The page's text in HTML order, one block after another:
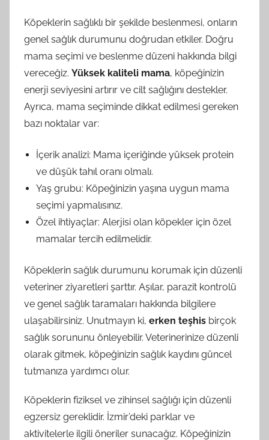
Köpeklerin sağlıklı bir şekilde beslenmesi, onların
genel sağlık durumunu doğrudan etkiler. Doğru
mama seçimi ve beslenme düzeni hakkında bilgi
vereceğiz. Yüksek kaliteli mama, köpeğinizin
enerji seviyesini artırır ve cilt sağlığını destekler.
Ayrıca, mama seçiminde dikkat edilmesi gereken
bazı noktalar var:
İçerik analizi: Mama içeriğinde yüksek protein
ve düşük tahıl oranı olmalı.
Yaş grubu: Köpeğinizin yaşına uygun mama
seçimi yapmalısınız.
Özel ihtiyaçlar: Alerjisi olan köpekler için özel
mamalar tercih edilmelidir.
Köpeklerin sağlık durumunu korumak için düzenli
veteriner ziyaretleri şarttır. Aşılar, parazit kontrolü
ve genel sağlık taramaları hakkında bilgilere
ulaşabilirsiniz. Unutmayın ki, erken teşhis birçok
sağlık sorununu önleyebilir. Veterinerinize düzenli
olarak gitmek, köpeğinizin sağlık kaydını güncel
tutmanıza yardımcı olur.
Köpeklerin fiziksel ve zihinsel sağlığı için düzenli
egzersiz gereklidir. İzmir’deki parklar ve
aktivitelerle ilgili öneriler sunacağız. Köpeğinizin